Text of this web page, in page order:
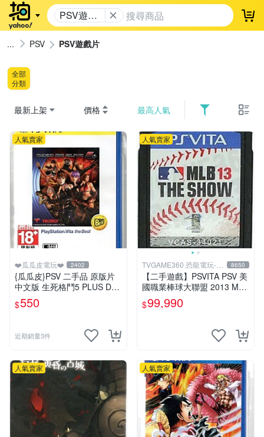
PSV遊戲
片
登
PSV PSV遊戲片
全部
分類
最新上架 價格 最高人氣
人氣賣家
❤️瓜瓜皮電玩❤️ 2402
{瓜瓜皮}PSV 二手品 原版片
中文版 生死格鬥5 PLUS Dea
d or Alive 5(遊戲都有回收)
$550
近期銷量3件
人氣賣家
TVGAME360 恐龍電玩-台
中店
8650
【二手遊戲】PSVITA PSV 美
國職業棒球大聯盟 2013 MLB
THE SHOW 13 英文版 裸裝
台中
$99,990
人氣賣家 人氣賣家